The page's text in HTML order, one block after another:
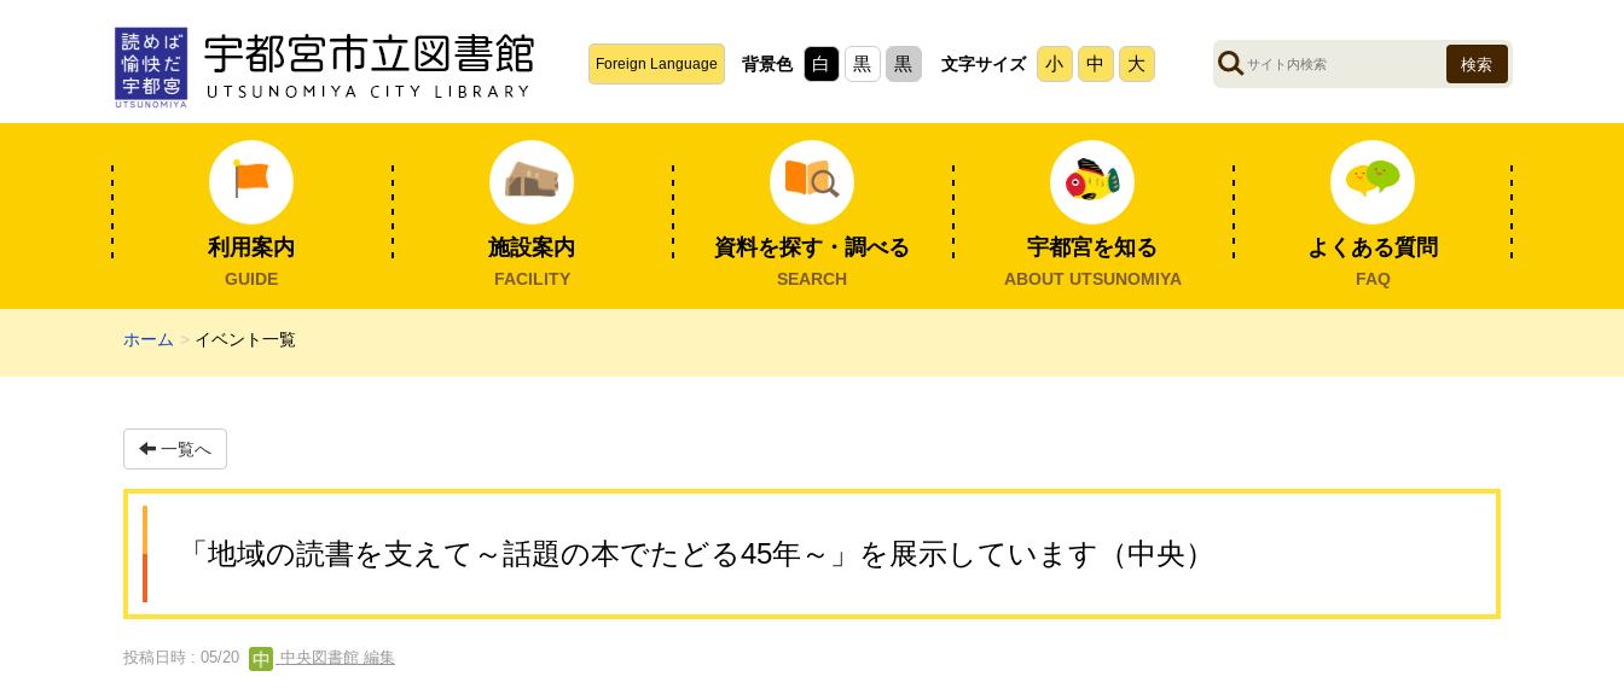
Foreign Language 背景色 白 黒 黒 文字サイズ 小 中 大
サ
イ
ト
利用案内
GUIDE
施設案内
FACILITY
資料を探す・調べる
SEARCH
宇都宮を知る
ABOUT UTSUNOMIYA
よくある質問
FAQ
ホーム イベント一覧
一覧へ
「地域の読書を支えて～話題の本でたどる45年～」を展示しています（中央）
投稿日時 : 05/20 中央図書館 編集